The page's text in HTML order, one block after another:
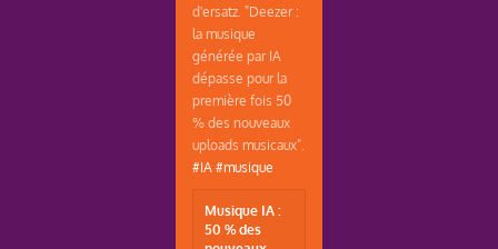
d'ersatz. "Deezer :
la musique
générée par IA
dépasse pour la
première fois 50
% des nouveaux
uploads musicaux".
#IA #musique
Musique IA :
50 % des